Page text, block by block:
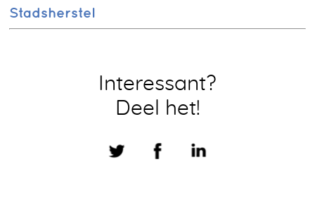
Stadsherstel
Interessant?
Deel het!